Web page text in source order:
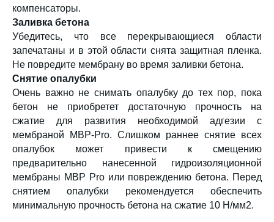
компенсаторы.
Заливка бетона
Убедитесь, что все перекрывающиеся области
запечатаны и в этой области снята защитная пленка.
Не повредите мембрану во время заливки бетона.
Снятие опалубки
Очень важно не снимать опалубку до тех пор, пока
бетон не приобретет достаточную прочность на
сжатие для развития необходимой адгезии с
мембраной MBP-Pro. Слишком раннее снятие всех
опалубок может привести к смещению
предварительно нанесенной гидроизоляционной
мембраны MBP Pro или повреждению бетона. Перед
снятием опалубки рекомендуется обеспечить
минимальную прочность бетона на сжатие 10 Н/мм2.